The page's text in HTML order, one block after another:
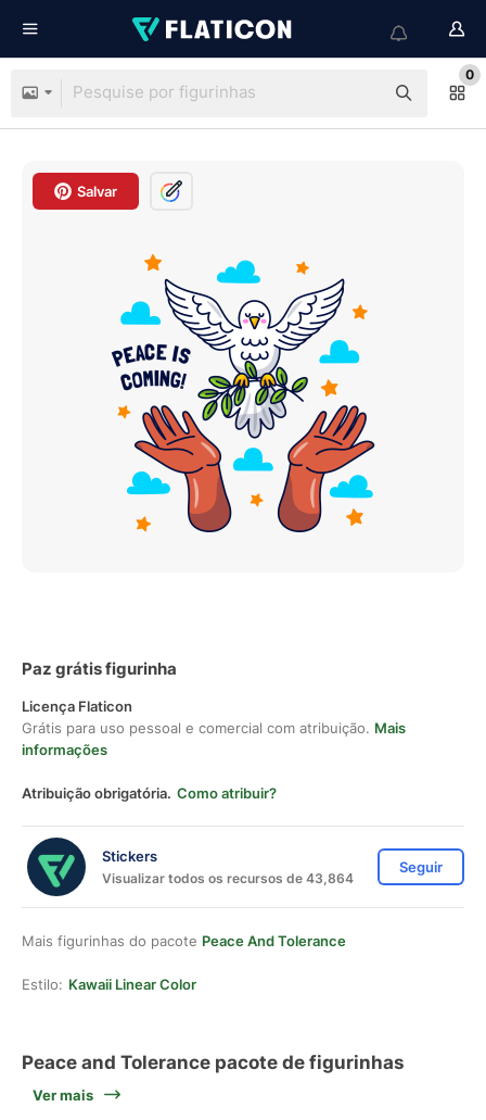
0
Salvar
Paz grátis figurinha
Licença Flaticon
Grátis para uso pessoal e comercial com atribuição. Mais
informações
Atribuição obrigatória. Como atribuir?
Stickers
Visualizar todos os recursos de 43,864
Seguir
Mais figurinhas do pacote Peace And Tolerance
Estilo: Kawaii Linear Color
Peace and Tolerance pacote de figurinhas
Ver mais